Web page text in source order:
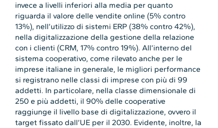
invece a livelli inferiori alla media per quanto
riguarda il valore delle vendite online (5% contro
13%), nell’utilizzo di sistemi ERP (38% contro 42%),
nella digitalizzazione della gestione della relazione
con i clienti (CRM, 17% contro 19%). All’interno del
sistema cooperativo, come rilevato anche per le
imprese italiane in generale, le migliori performance
si registrano nelle classi di imprese con più di 99
addetti. In particolare, nella classe dimensionale di
250 e più addetti, il 90% delle cooperative
raggiunge il livello base di digitalizzazione, ovvero il
target fissato dall’UE per il 2030. Evidente, inoltre, la